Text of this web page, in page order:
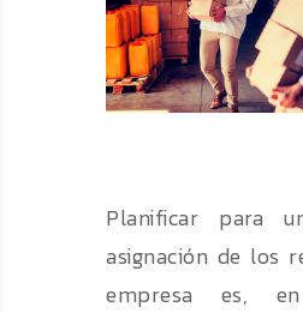
Planificar para
asignación de los
empresa es,